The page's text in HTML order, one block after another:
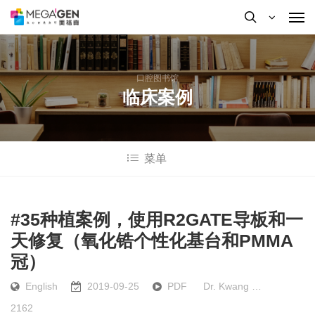
口腔图书馆
临床案例
菜单
#35种植案例，使用R2GATE导板和一
天修复（氧化锆个性化基台和PMMA
冠）
English 2019-09-25 PDF
Dr. Kwang …
2162